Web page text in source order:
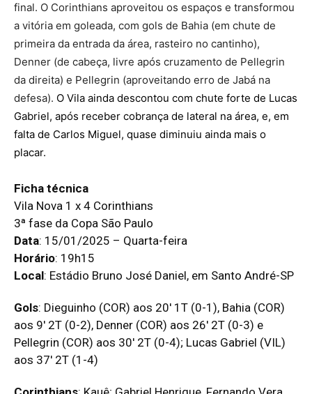
final. O Corinthians aproveitou os espaços e transformou
a vitória em goleada, com gols de Bahia (em chute de
primeira da entrada da área, rasteiro no cantinho),
Denner (de cabeça, livre após cruzamento de Pellegrin
da direita) e Pellegrin (aproveitando erro de Jabá na
defesa). O Vila ainda descontou com chute forte de Lucas
Gabriel, após receber cobrança de lateral na área, e, em
falta de Carlos Miguel, quase diminuiu ainda mais o
placar.
Ficha técnica
Vila Nova 1 x 4 Corinthians
3ª fase da Copa São Paulo
Data: 15/01/2025 – Quarta-feira
Horário: 19h15
Local: Estádio Bruno José Daniel, em Santo André-SP
Gols: Dieguinho (COR) aos 20′ 1T (0-1), Bahia (COR)
aos 9′ 2T (0-2), Denner (COR) aos 26′ 2T (0-3) e
Pellegrin (COR) aos 30′ 2T (0-4); Lucas Gabriel (VIL)
aos 37′ 2T (1-4)